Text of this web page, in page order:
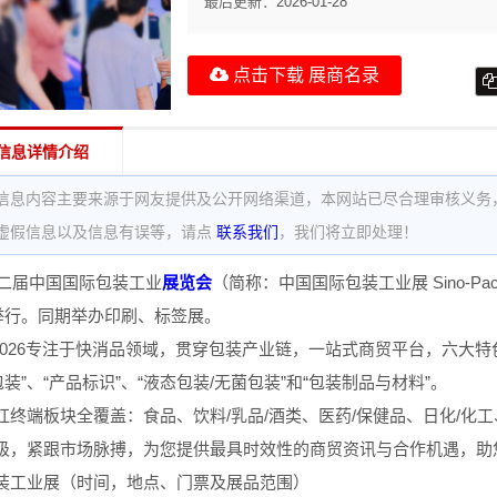
点击下载 展商名录
息详情介绍
息内容主要来源于网友提供及公开网络渠道，本网站已尽合理审核义
假信息以及信息有误等，请点 联系我们 ，我们将立即处理！
届中国国际包装工业展览会 （简称：中国国际包装工业展 Sino-
。同期举办印刷、标签展。
专注于快消品领域，贯穿包装产业链，一站式商贸平台，六大
”、“产品标识”、“液态包装/无菌包装”和“包装制品与材料”。
终端板块全覆盖：食品、饮料/乳品/酒类、医药/保健品、日化/化
，紧跟市场脉搏，为您提供最具时效性的商贸资讯与合作机遇，
工业展（时间，地点、门票及展品范围）